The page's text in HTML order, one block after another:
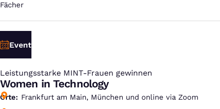
Fächer
Event
Leistungsstarke MINT-Frauen gewinnen
:
Women in Technology
Orte
Frankfurt am Main, München und online via Zoom